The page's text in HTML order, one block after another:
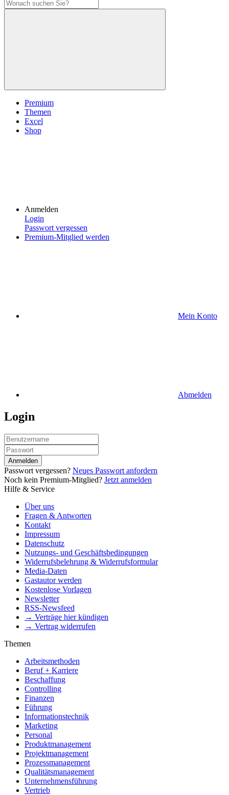
Premium
Themen
Excel
Shop
Anmelden
Login
Passwort vergessen
Premium-Mitglied werden
Mein Konto
Abmelden
Login
Anmelden
Passwort vergessen? Neues Passwort anfordern
Noch kein Premium-Mitglied? Jetzt anmelden
Hilfe & Service
Über uns
Fragen & Antworten
Kontakt
Impressum
Datenschutz
Nutzungs- und Geschäftsbedingungen
Widerrufsbelehrung & Widerrufsformular
Media-Daten
Gastautor werden
Kostenlose Vorlagen
Newsletter
RSS-Newsfeed
→ Verträge hier kündigen
→ Vertrag widerrufen
Themen
Arbeitsmethoden
Beruf + Karriere
Beschaffung
Controlling
Finanzen
Führung
Informationstechnik
Marketing
Personal
Produktmanagement
Projektmanagement
Prozessmanagement
Qualitätsmanagement
Unternehmensführung
Vertrieb